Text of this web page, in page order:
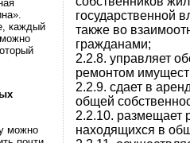
каждый
можно
государственной
также во
гражданами;
2.2.8. управляет
ремонтом
2.2.9. сдает в
общей
2.2.10. размещает
находящихся в